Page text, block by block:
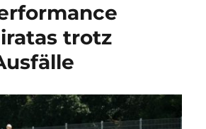
trotz